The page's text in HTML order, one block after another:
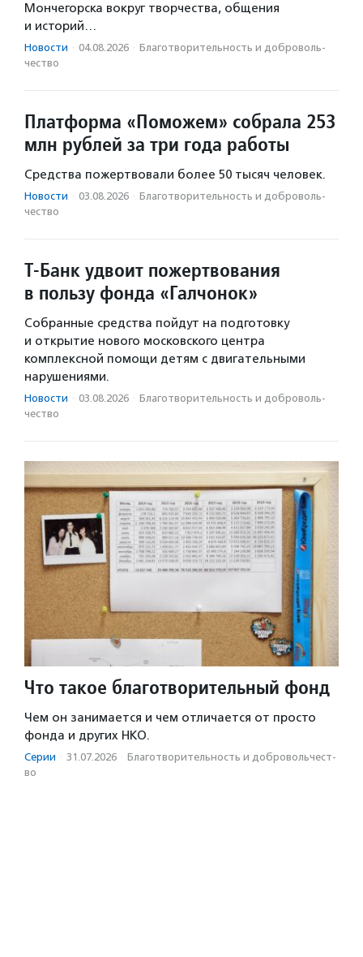
Мончегорска вокруг творчества, общения
и историй…
Новости · 04.08.2026 · Благотвори­тель­ность и доброволь­
чест­во
Платформа «Поможем» собрала 253
млн рублей за три года работы
Средства пожертвовали более 50 тысяч человек.
Новости · 03.08.2026 · Благотвори­тель­ность и доброволь­
чест­во
Т-Банк удвоит пожертвования
в пользу фонда «Галчонок»
Собранные средства пойдут на подготовку
и открытие нового московского центра
комплексной помощи детям с двигательными
нарушениями.
Новости · 03.08.2026 · Благотвори­тель­ность и доброволь­
чест­во
Что такое благотворительный фонд
Чем он занимается и чем отличается от просто
фонда и других НКО.
Серии · 31.07.2026 · Благотвори­тель­ность и доброволь­чест­
во